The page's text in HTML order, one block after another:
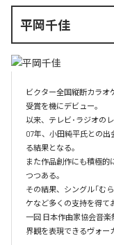
平岡千佳
ビクター全国縦断カラオ
受賞を機にデビュー。
以来、テレビ･ラジオの
07年、小田純平氏との
る結果となる。
また作品創作にも積極的
つつある。
その結果、シングル「む
ケなど多くの支持を得て
一回 日本作曲家協会音楽
界観を表現できるヴォー